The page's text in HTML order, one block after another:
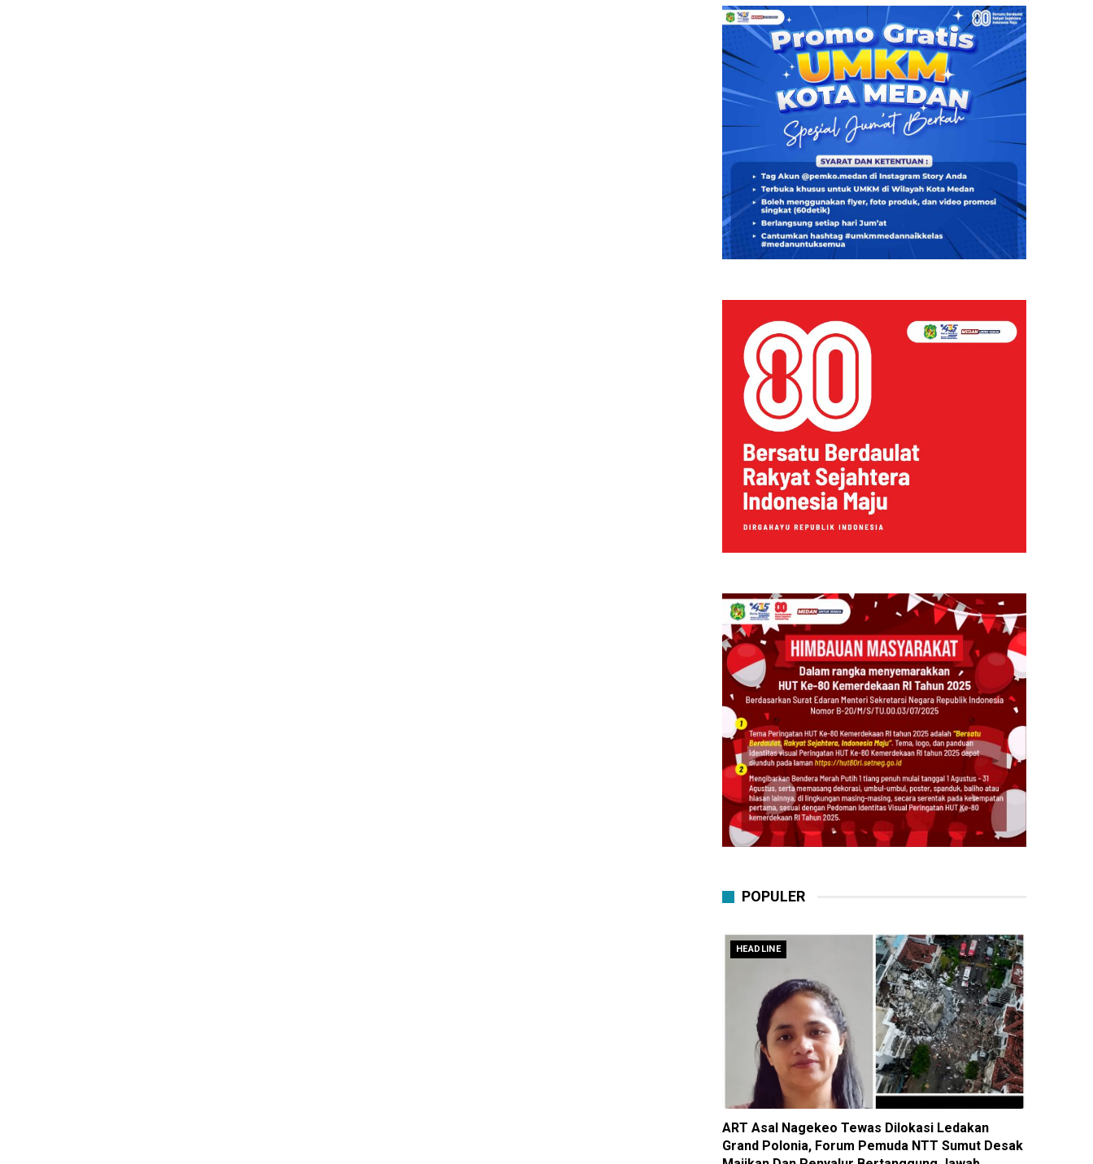
POPULER
HEADLINE
ART Asal Nagekeo Tewas Dilokasi Ledakan
Grand Polonia, Forum Pemuda NTT Sumut Desak